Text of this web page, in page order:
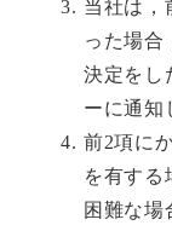
当社は，
った場合
決定をし
ーに通知
前2項に
を有する
困難な場